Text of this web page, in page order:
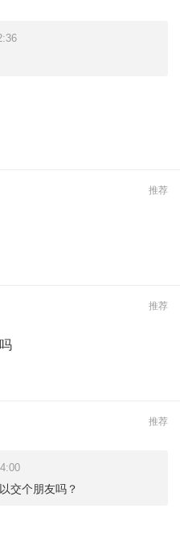
推荐
推荐
推荐
交个朋友吗？